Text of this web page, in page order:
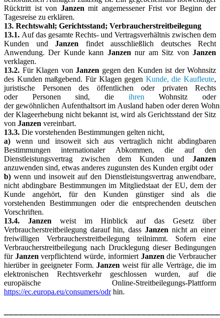
Rücktritt ist von Janzen mit angemessener Frist vor Beginn der
Tagesreise zu erklären.
13. Rechtswahl; Gerichtsstand; Verbraucherstreitbeilegung
13.1. Auf das gesamte Rechts- und Vertragsverhältnis zwischen dem
Kunden und Janzen findet ausschließlich deutsches Recht
Anwendung. Der Kunde kann Janzen nur am Sitz vonJanzen
verklagen.
13.2. Für Klagen von Janzen gegen den Kunden ist der Wohnsitz
des Kunden maßgebend. Für Klagen gegen Kunde, die Kaufleute,
juristische Personen des öffentlichen oder privaten Rechts
oder Personen sind, die ihren Wohnsitz oder
der gewöhnlichen Aufenthaltsort im Ausland haben oder deren
der Klageerhebung nicht bekannt ist, wird als Gerichtsstand der Sitz
von Janzen vereinbart.
13.3. Die vorstehenden Bestimmungen gelten nicht,
a) wenn und insoweit sich aus vertraglich nicht abdingbaren
Bestimmungen internationaler Abkommen, die auf den
Dienstleistungsvertrag zwischen dem Kunden und Janzen
anzuwenden sind, etwas anderes zugunsten des Kunden ergibt oder
b) wenn und insoweit auf den Dienstleistungsvertrag anwendbare,
nicht abdingbare Bestimmungen im Mitgliedstaat der EU, dem der
Kunde angehört, für den Kunden günstiger sind als die
vorstehenden Bestimmungen oder die entsprechenden deutschen
Vorschriften.
13.4. Janzen weist im Hinblick auf das Gesetz über
Verbraucherstreitbeilegung darauf hin, dass Janzen nicht an einer
freiwilligen Verbraucherstreitbeilegung teilnimmt. Sofern eine
Verbraucherstreitbeilegung nach Drucklegung dieser Bedingungen
für Janzen verpflichtend würde, informiert Janzen die Verbraucher
hierüber in geeigneter Form. Janzen weist für alle Verträge, die im
elektronischen Rechtsverkehr geschlossen wurden, auf die
europäische Online-Streitbeilegungs-Plattform
https://ec.europa.eu/consumers/odrhin.